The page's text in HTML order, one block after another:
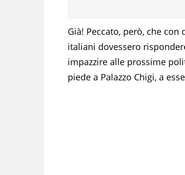
Già! Peccato, però, che
italiani dovessero
impazzire alle prossime
piede a Palazzo Chigi, a